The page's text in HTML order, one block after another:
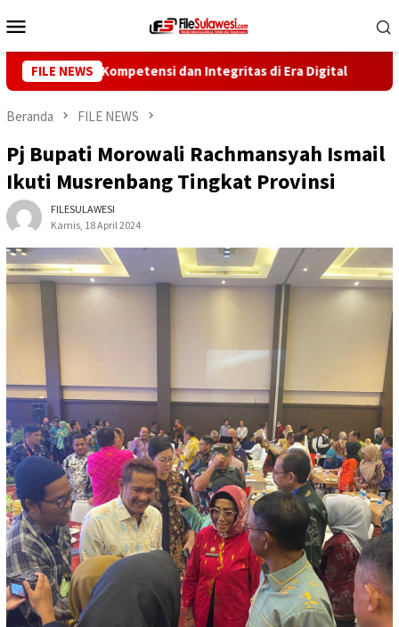
ke
Mobile
FILE NEWS
Perkuat Kompetensi dan Integritas di Era Digital
Beranda FILE NEWS
Pj Bupati Morowali Rachmansyah Ismail
Ikuti Musrenbang Tingkat Provinsi
FILESULAWESI
Kamis, 18 April 2024